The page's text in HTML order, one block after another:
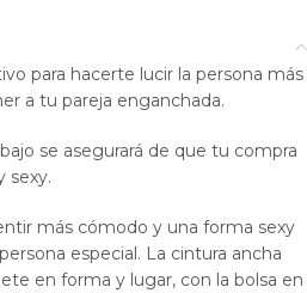
para hacerte lucir la persona más
a tu pareja enganchada.
se asegurará de que tu compra
sexy.
más cómodo y una forma sexy
especial. La cintura ancha
en forma y lugar, con la bolsa en